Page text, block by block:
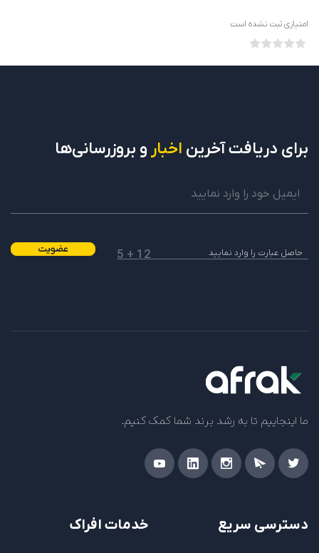
امتیازی ثبت نشده است
برای دریافتآخرین اخبار و بروزرسانی‌ها
12 + 5 عضویت
ما اینجاییم تا به رشد برند شما کمک کنیم.
دسترسی سریع خدمات افراک